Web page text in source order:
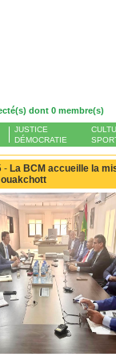
dont 0 membre(s)
JUSTICE
DÉMOCRATIE
- La BCM accueille la